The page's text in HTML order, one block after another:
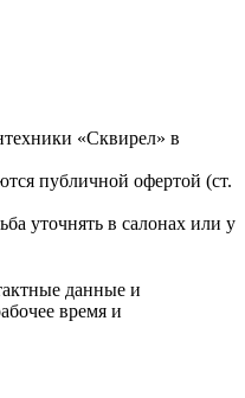
«Сквирел» в
публичной офертой (ст.
уточнять в салонах или у
данные и
время и